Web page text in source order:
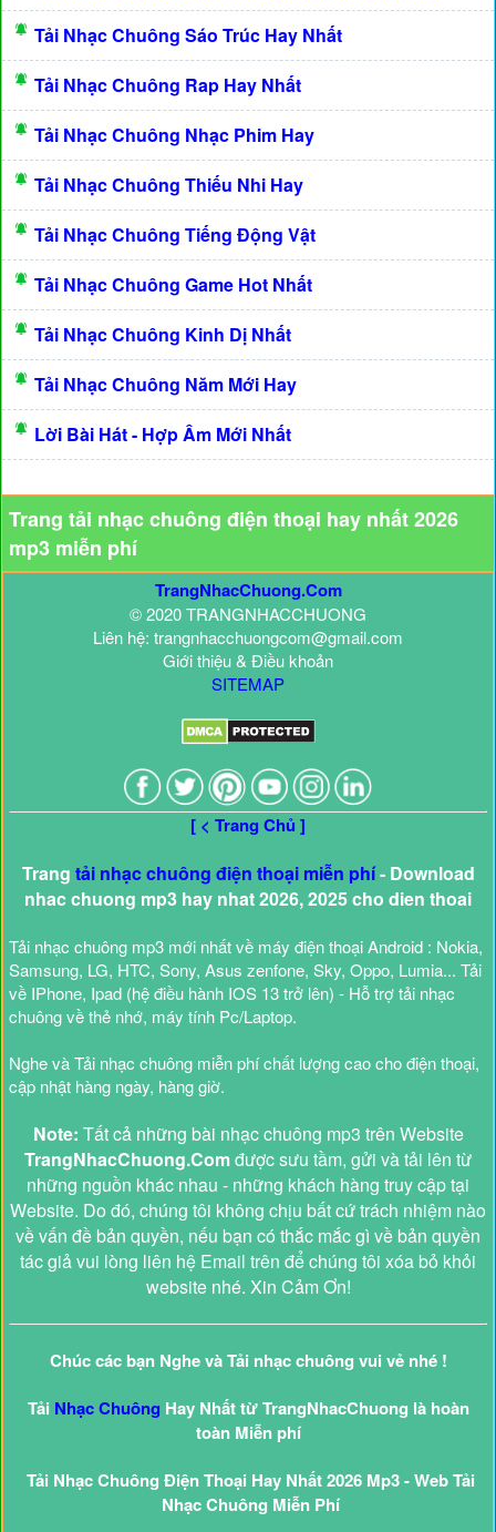
Tải Nhạc Chuông Sáo Trúc Hay Nhất
Tải Nhạc Chuông Rap Hay Nhất
Tải Nhạc Chuông Nhạc Phim Hay
Tải Nhạc Chuông Thiếu Nhi Hay
Tải Nhạc Chuông Tiếng Động Vật
Tải Nhạc Chuông Game Hot Nhất
Tải Nhạc Chuông Kinh Dị Nhất
Tải Nhạc Chuông Năm Mới Hay
Lời Bài Hát - Hợp Âm Mới Nhất
Trang tải nhạc chuông điện thoại hay nhất 2026
mp3 miễn phí
TrangNhacChuong.Com
© 2020 TRANGNHACCHUONG
Liên hệ: trangnhacchuongcom@gmail.com
Giới thiệu & Điều khoản
SITEMAP
[ < Trang Chủ ]
Trang tải nhạc chuông điện thoại miễn phí- Download
nhac chuong mp3 hay nhat 2026, 2025 cho dien thoai
Tải nhạc chuông mp3 mới nhất về máy điện thoại Android : Nokia,
Samsung, LG, HTC, Sony, Asus zenfone, Sky, Oppo, Lumia... Tải
về IPhone, Ipad (hệ điều hành IOS 13 trở lên) - Hỗ trợ tải nhạc
chuông về thẻ nhớ, máy tính Pc/Laptop.
Nghe và Tải nhạc chuông miễn phí chất lượng cao cho điện thoại,
cập nhật hàng ngày, hàng giờ.
Note: Tất cả những bài nhạc chuông mp3 trên Website
TrangNhacChuong.Comđược sưu tầm, gửi và tải lên từ
những nguồn khác nhau - những khách hàng truy cập tại
Website. Do đó, chúng tôi không chịu bất cứ trách nhiệm nào
về vấn đề bản quyền, nếu bạn có thắc mắc gì về bản quyền
tác giả vui lòng liên hệ Email trên để chúng tôi xóa bỏ khỏi
website nhé. Xin Cảm Ơn!
Chúc các bạn Nghe và Tải nhạc chuông vui vẻ nhé !
Tải Nhạc Chuông Hay Nhất từ TrangNhacChuong là hoàn
toàn Miễn phí
Tải Nhạc Chuông Điện Thoại Hay Nhất 2026 Mp3 - Web Tải
Nhạc Chuông Miễn Phí